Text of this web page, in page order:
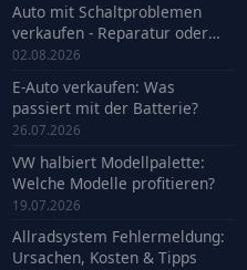
Auto mit Schaltproblemen
verkaufen - Reparatur oder
Verkauf?
02.08.2026
E-Auto verkaufen: Was
passiert mit der Batterie?
26.07.2026
VW halbiert Modellpalette:
Welche Modelle profitieren?
19.07.2026
Allradsystem Fehlermeldung:
Ursachen, Kosten & Tipps